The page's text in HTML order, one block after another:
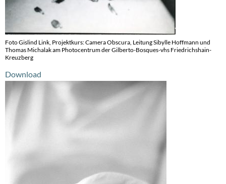
Foto Gislind Link, Projektkurs: Camera Obscura, Leitung Sibylle Hoffmann und
Thomas Michalak am Photocentrum der Gilberto-Bosques-vhs Friedrichshain-
Kreuzberg
Download